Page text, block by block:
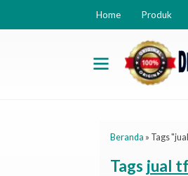
Home Produk
Beranda » Tags
Tags jual